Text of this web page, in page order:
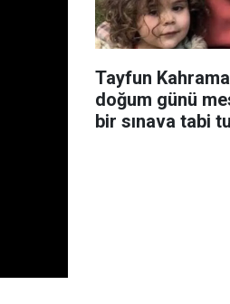
Tayfun
doğum günü
bir sınava tabi